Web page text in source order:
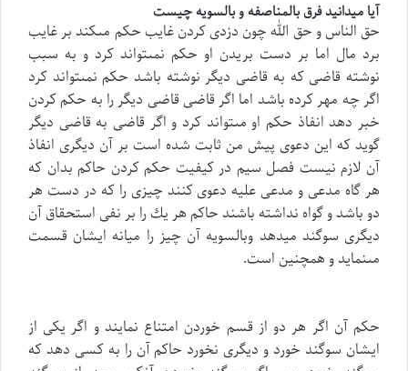
آیا میدانید فرق بالمناصفه و بالسویه چیست
حق الناس و حق الله چون دزدى كردن غايب حكم مىكند بر غايب
برد مال اما بر دست بريدن او حكم نمىتواند كرد و به سبب
نوشته قاضى كه به قاضى ديگر نوشته باشد حكم نمىتواند كرد
اگر چه مهر كرده باشد اما اگر قاضى قاضى ديگر را به حكم كردن
خبر دهد انفاذ حكم او مىتواند كرد و اگر قاضى به قاضى ديگر
گويد كه اين دعوى پيش من ثابت شده است بر آن ديگرى انفاذ
آن لازم نيست فصل سيم در كيفيت حكم كردن حاكم بدان كه
هر گاه مدعى و مدعى عليه دعوى كنند چيزى را كه در دست هر
دو باشد و گواه نداشته باشند حاكم هر يك را بر نفى استحقاق آن
ديگرى سوگند ميدهد وبالسويه آن چيز را ميانه ايشان قسمت
مىنمايد و همچنين است.
حكم آن اگر هر دو از قسم خوردن امتناع نمايند و اگر يكى از
ايشان سوگند خورد و ديگرى نخورد حاكم آن را به كسى دهد كه